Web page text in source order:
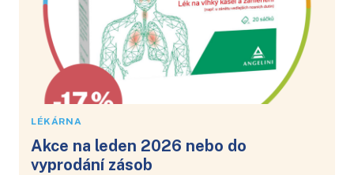
LÉKÁRNA
Akce na leden 2026 nebo do
vyprodání zásob